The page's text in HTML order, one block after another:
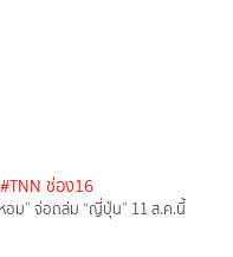
#TNN ช่อง16
อม” จ่อถล่ม “ญี่ปุ่น” 11 ส.ค.นี้